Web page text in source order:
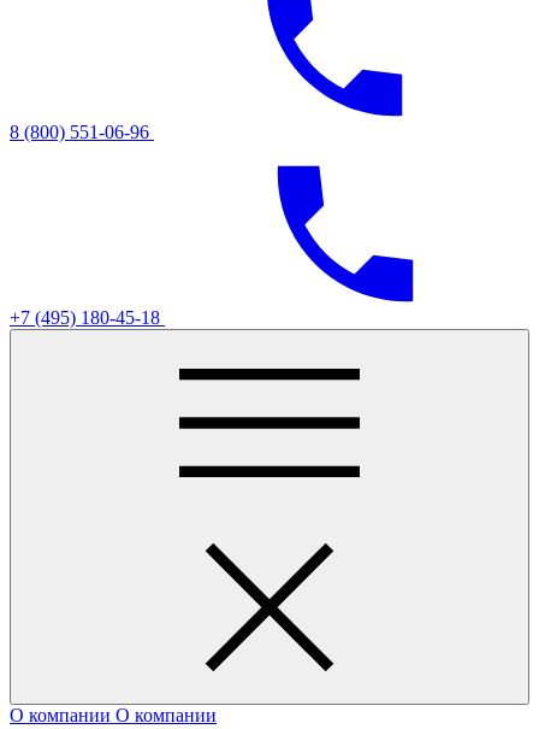
8 (800) 551-06-96
+7 (495) 180-45-18
О компании О компании